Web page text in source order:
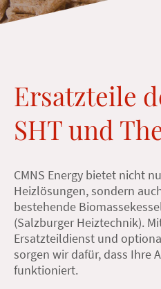
Ersatzteile
SHT und
CMNS Energy bietet nicht
Heizlösungen, sondern
bestehende
(Salzburger Heiztechnik).
Ersatzteildienst und
sorgen wir dafür, dass Ihre
funktioniert.